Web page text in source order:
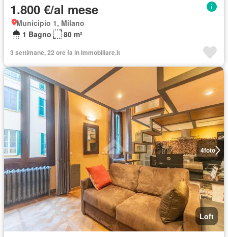
1.800 €/al mese
Municipio 1, Milano
1 Bagno
80 m²
3 settimane, 22 ore fa in Immobiliare.it
4foto
Loft